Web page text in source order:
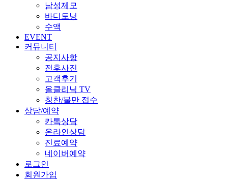
남성제모
바디토닝
수액
EVENT
커뮤니티
공지사항
전후사진
고객후기
올클리닉 TV
칭찬/불만 접수
상담/예약
카톡상담
온라인상담
진료예약
네이버예약
로그인
회원가입